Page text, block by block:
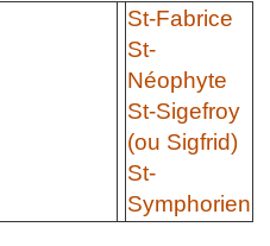
St-Fabrice
St-
Néophyte
St-Sigefroy
(ou Sigfrid)
St-
Symphorien